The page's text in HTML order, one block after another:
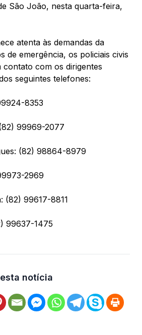
São João, nesta quarta-feira,
atenta às demandas da
de emergência, os policiais civis
com os dirigentes
seguintes telefones:
8353
99969-2077
(82) 98864-8979
2969
(82) 99617-8811
99637-1475
notícia